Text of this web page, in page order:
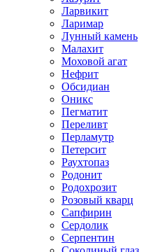
Ларвикит
Ларимар
Лунный камень
Малахит
Моховой агат
Нефрит
Обсидиан
Оникс
Пегматит
Переливт
Перламутр
Петерсит
Раухтопаз
Родонит
Родохрозит
Розовый кварц
Сапфирин
Сердолик
Серпентин